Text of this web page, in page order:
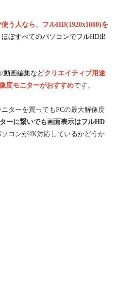
う人なら、フルHD(1920x1080)を
ほぼすべてのパソコンでフルHD出
動画編集などクリエイティブ用途
度モニターがおすすめです。
ターを買ってもPCの最大解像度
ーに繋いでも画面表示はフルHD
コンが4K対応しているかどうか